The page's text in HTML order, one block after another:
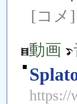
[コメ]
動画
■
https://